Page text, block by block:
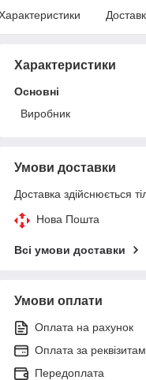
Характеристики
Основні
Виробник
Умови доставки
Доставка здійснюється
Нова Пошта
Всі умови доставки
Умови оплати
Оплата на рахунок
Оплата за
Передоплата